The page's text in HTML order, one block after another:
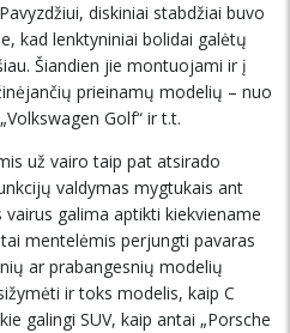
diskiniai stabdžiai buvo
kad lenktyniniai bolidai galėtų
Šiandien jie montuojami ir į
prieinamų modelių – nuo
Golf“ ir t.t.
už vairo taip pat atsirado
valdymas mygtukais ant
galima aptikti kiekviename
mentelėmis perjungti pavaras
ar prabangesnių modelių
ir toks modelis, kaip C
galingi SUV, kaip antai „Porsche